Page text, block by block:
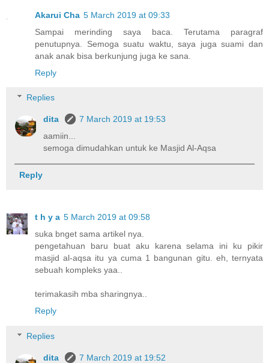
Akarui Cha 5 March 2019 at 09:33
Sampai merinding saya baca. Terutama paragraf
penutupnya. Semoga suatu waktu, saya juga suami dan
anak anak bisa berkunjung juga ke sana.
Reply
Replies
dita
7 March 2019 at 19:53
aamiin...
semoga dimudahkan untuk ke Masjid Al-Aqsa
Reply
t h y a 5 March 2019 at 09:58
suka bnget sama artikel nya.
pengetahuan baru buat aku karena selama ini ku pikir
masjid al-aqsa itu ya cuma 1 bangunan gitu. eh, ternyata
sebuah kompleks yaa..
terimakasih mba sharingnya..
Reply
Replies
dita
7 March 2019 at 19:52